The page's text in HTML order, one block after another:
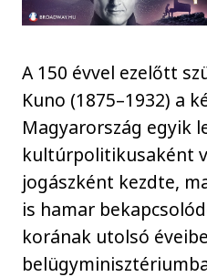
A 150 évvel ezelőtt
Kuno (1875–1932) a
Magyarország egyik
kultúrpolitikusaként
jogászként kezdte,
is hamar
korának utolsó